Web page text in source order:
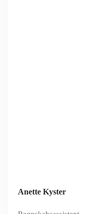
Anette Kyster